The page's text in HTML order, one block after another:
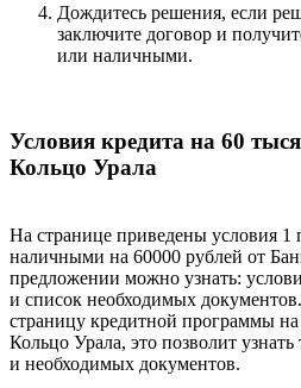
Дождитесь решения, если
заключите договор и
или наличными.
Условия кредита на 60
Кольцо Урала
На странице приведены условия 1
наличными на 60000 рублей от
предложении можно узнать:
и список необходимых
страницу кредитной программы
Кольцо Урала, это позволит
и необходимых документов.